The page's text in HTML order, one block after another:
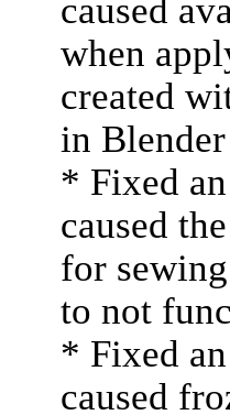
caused
when
created
in
* Fixed
caused
for
to not
* Fixed
caused